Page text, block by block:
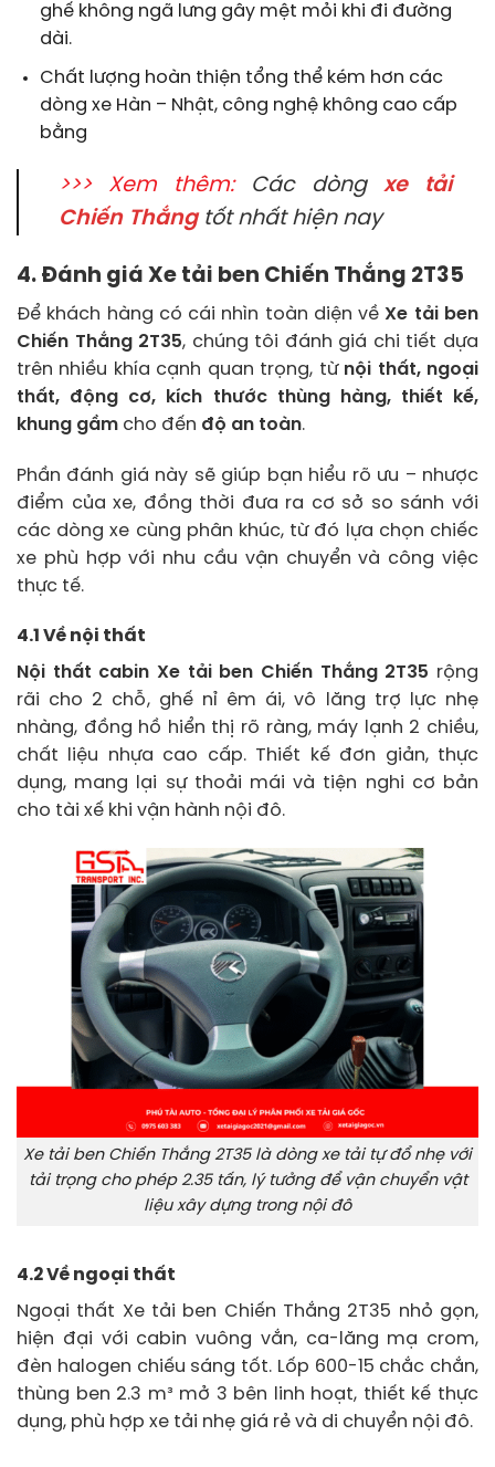
ghế không ngã lưng gây mệt mỏi khi đi đường
dài.
Chất lượng hoàn thiện tổng thể kém hơn các
dòng xe Hàn – Nhật, công nghệ không cao cấp
bằng
>>> Xem thêm:Các dòng xe tải
Chiến Thắngtốt nhất hiện nay
4. Đánh giá Xe tải ben Chiến Thắng 2T35
Để khách hàng có cái nhìn toàn diện vềXe tải ben
Chiến Thắng 2T35, chúng tôi đánh giá chi tiết dựa
trên nhiều khía cạnh quan trọng, từ nội thất, ngoại
thất, động cơ, kích thước thùng hàng, thiết kế,
khung gầm cho đến độ an toàn.
Phần đánh giá này sẽ giúp bạn hiểu rõ ưu – nhược
điểm của xe, đồng thời đưa ra cơ sở so sánh với
các dòng xe cùng phân khúc, từ đó lựa chọn chiếc
xe phù hợp với nhu cầu vận chuyển và công việc
thực tế.
4.1 Về nội thất
Nội thất cabin Xe tải ben Chiến Thắng 2T35 rộng
rãi cho 2 chỗ, ghế nỉ êm ái, vô lăng trợ lực nhẹ
nhàng, đồng hồ hiển thị rõ ràng, máy lạnh 2 chiều,
chất liệu nhựa cao cấp. Thiết kế đơn giản, thực
dụng, mang lại sự thoải mái và tiện nghi cơ bản
cho tài xế khi vận hành nội đô.
Xe tải ben Chiến Thắng 2T35 là dòng xe tải tự đổ nhẹ với
tải trọng cho phép 2.35 tấn, lý tưởng để vận chuyển vật
liệu xây dựng trong nội đô
4.2 Về ngoại thất
Ngoại thất Xe tải ben Chiến Thắng 2T35 nhỏ gọn,
hiện đại với cabin vuông vắn, ca-lăng mạ crom,
đèn halogen chiếu sáng tốt. Lốp 600-15 chắc chắn,
thùng ben 2.3 m³ mở 3 bên linh hoạt, thiết kế thực
dụng, phù hợp xe tải nhẹ giá rẻ và di chuyển nội đô.